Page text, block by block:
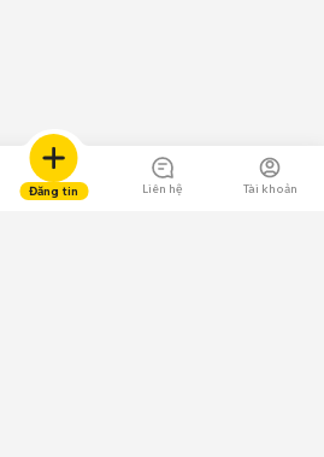
Đăng tin Liên hệ Tài khoản